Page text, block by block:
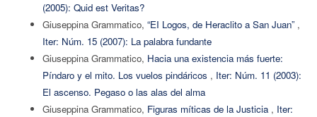
(2005): Quid est Veritas?
Giuseppina Grammatico, “EI Logos, de Heraclito a San Juan” ,
Iter: Núm. 15 (2007): La palabra fundante
Giuseppina Grammatico, Hacia una existencia más fuerte:
Píndaro y el mito. Los vuelos pindáricos , Iter: Núm. 11 (2003):
El ascenso. Pegaso o las alas del alma
Giuseppina Grammatico, Figuras míticas de la Justicia , Iter: